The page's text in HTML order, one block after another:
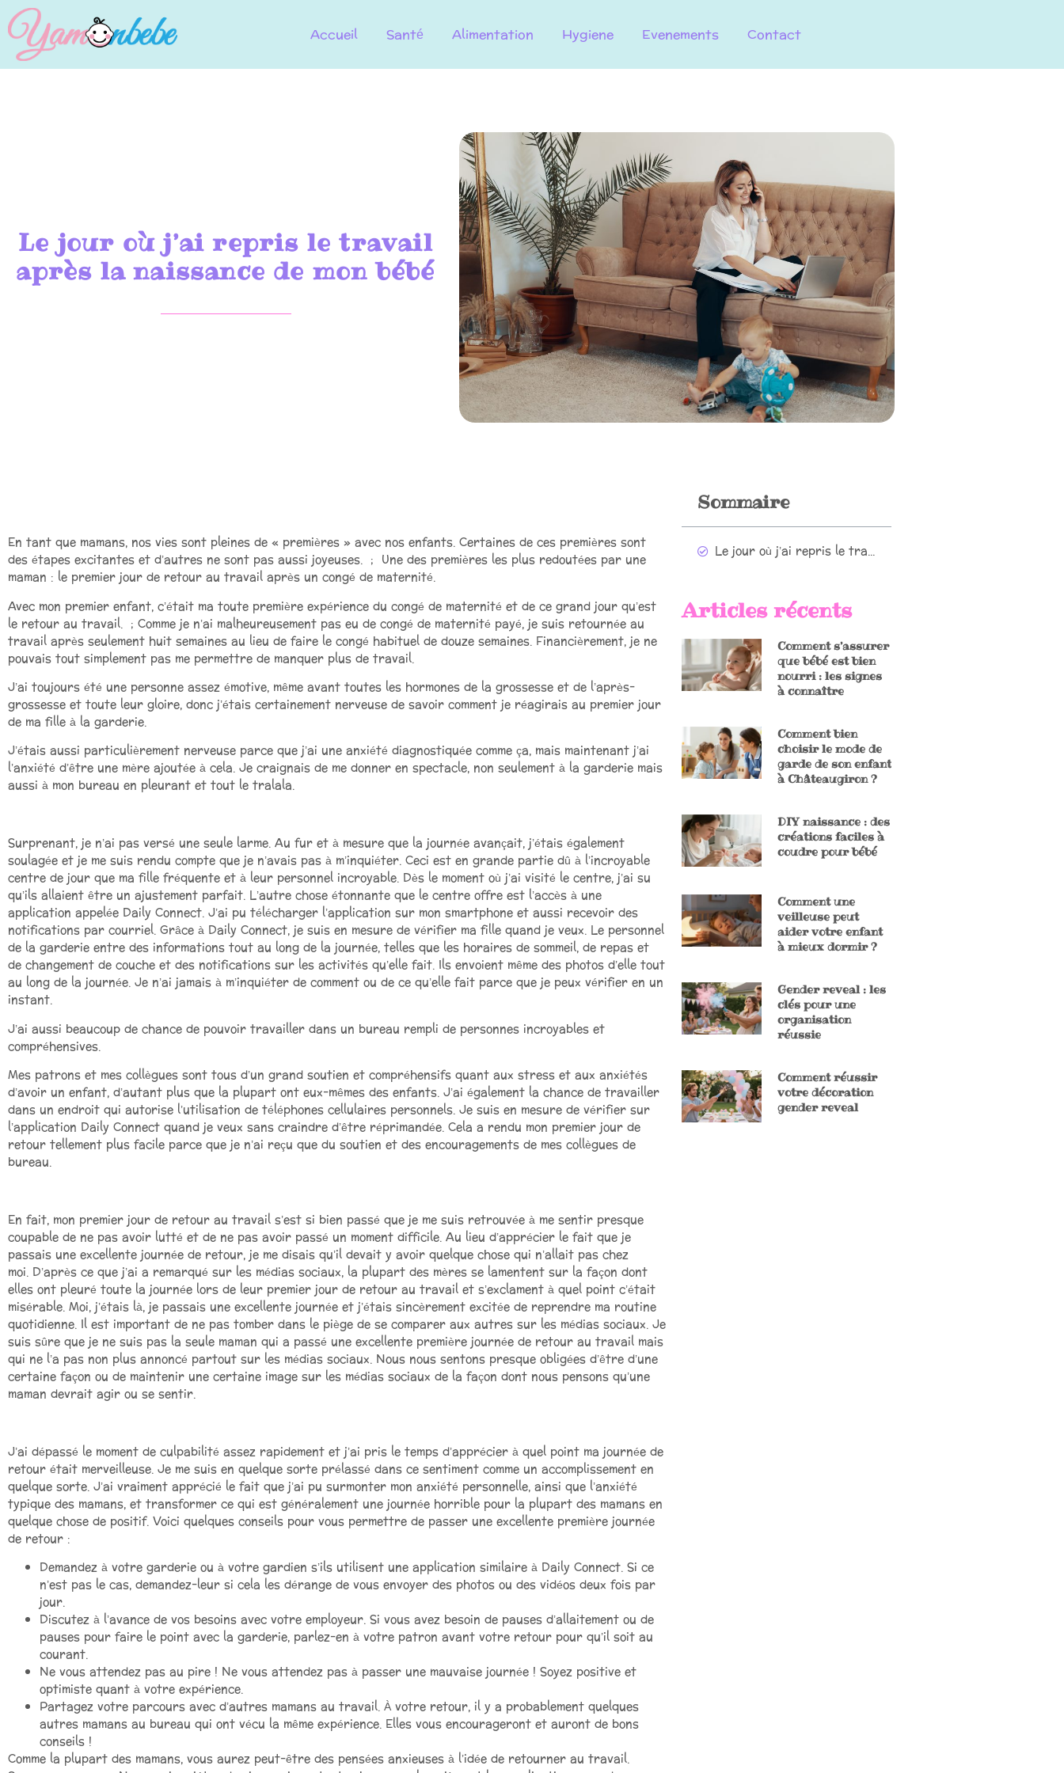
Accueil Santé Alimentation Hygiene Evenements Contact
Le jour où j’ai repris le travail
après la naissance de mon bébé
En tant que mamans, nos vies sont pleines de « premières » avec nos enfants. Certaines de ces premières sont
des étapes excitantes et d’autres ne sont pas aussi joyeuses. ; Une des premières les plus redoutées par une
maman : le premier jour de retour au travail après un congé de maternité.
Avec mon premier enfant, c’était ma toute première expérience du congé de maternité et de ce grand jour qu’est
le retour au travail. ; Comme je n’ai malheureusement pas eu de congé de maternité payé, je suis retournée au
travail après seulement huit semaines au lieu de faire le congé habituel de douze semaines. Financièrement, je ne
pouvais tout simplement pas me permettre de manquer plus de travail.
J’ai toujours été une personne assez émotive, même avant toutes les hormones de la grossesse et de l’après-
grossesse et toute leur gloire, donc j’étais certainement nerveuse de savoir comment je réagirais au premier jour
de ma fille à la garderie.
J’étais aussi particulièrement nerveuse parce que j’ai une anxiété diagnostiquée comme ça, mais maintenant j’ai
l’anxiété d’être une mère ajoutée à cela. Je craignais de me donner en spectacle, non seulement à la garderie mais
aussi à mon bureau en pleurant et tout le tralala.
Surprenant, je n’ai pas versé une seule larme. Au fur et à mesure que la journée avançait, j’étais également
soulagée et je me suis rendu compte que je n’avais pas à m’inquiéter. Ceci est en grande partie dû à l’incroyable
centre de jour que ma fille fréquente et à leur personnel incroyable. Dès le moment où j’ai visité le centre, j’ai su
qu’ils allaient être un ajustement parfait. L’autre chose étonnante que le centre offre est l’accès à une
application appelée Daily Connect. J’ai pu télécharger l’application sur mon smartphone et aussi recevoir des
notifications par courriel. Grâce à Daily Connect, je suis en mesure de vérifier ma fille quand je veux. Le personnel
de la garderie entre des informations tout au long de la journée, telles que les horaires de sommeil, de repas et
de changement de couche et des notifications sur les activités qu’elle fait. Ils envoient même des photos d’elle tout
au long de la journée. Je n’ai jamais à m’inquiéter de comment ou de ce qu’elle fait parce que je peux vérifier en un
instant.
J’ai aussi beaucoup de chance de pouvoir travailler dans un bureau rempli de personnes incroyables et
compréhensives.
Mes patrons et mes collègues sont tous d’un grand soutien et compréhensifs quant aux stress et aux anxiétés
d’avoir un enfant, d’autant plus que la plupart ont eux-mêmes des enfants. J’ai également la chance de travailler
dans un endroit qui autorise l’utilisation de téléphones cellulaires personnels. Je suis en mesure de vérifier sur
l’application Daily Connect quand je veux sans craindre d’être réprimandée. Cela a rendu mon premier jour de
retour tellement plus facile parce que je n’ai reçu que du soutien et des encouragements de mes collègues de
bureau.
En fait, mon premier jour de retour au travail s’est si bien passé que je me suis retrouvée à me sentir presque
coupable de ne pas avoir lutté et de ne pas avoir passé un moment difficile. Au lieu d’apprécier le fait que je
passais une excellente journée de retour, je me disais qu’il devait y avoir quelque chose qui n’allait pas chez
moi. D’après ce que j’ai a remarqué sur les médias sociaux, la plupart des mères se lamentent sur la façon dont
elles ont pleuré toute la journée lors de leur premier jour de retour au travail et s’exclament à quel point c’était
misérable. Moi, j’étais là, je passais une excellente journée et j’étais sincèrement excitée de reprendre ma routine
quotidienne. Il est important de ne pas tomber dans le piège de se comparer aux autres sur les médias sociaux. Je
suis sûre que je ne suis pas la seule maman qui a passé une excellente première journée de retour au travail mais
qui ne l’a pas non plus annoncé partout sur les médias sociaux. Nous nous sentons presque obligées d’être d’une
certaine façon ou de maintenir une certaine image sur les médias sociaux de la façon dont nous pensons qu’une
maman devrait agir ou se sentir.
J’ai dépassé le moment de culpabilité assez rapidement et j’ai pris le temps d’apprécier à quel point ma journée de
retour était merveilleuse. Je me suis en quelque sorte prélassé dans ce sentiment comme un accomplissement en
quelque sorte. J’ai vraiment apprécié le fait que j’ai pu surmonter mon anxiété personnelle, ainsi que l’anxiété
typique des mamans, et transformer ce qui est généralement une journée horrible pour la plupart des mamans en
quelque chose de positif. Voici quelques conseils pour vous permettre de passer une excellente première journée
de retour :
Demandez à votre garderie ou à votre gardien s’ils utilisent une application similaire à Daily Connect. Si ce
n’est pas le cas, demandez-leur si cela les dérange de vous envoyer des photos ou des vidéos deux fois par
jour.
Discutez à l’avance de vos besoins avec votre employeur. Si vous avez besoin de pauses d’allaitement ou de
pauses pour faire le point avec la garderie, parlez-en à votre patron avant votre retour pour qu’il soit au
courant.
Ne vous attendez pas au pire ! Ne vous attendez pas à passer une mauvaise journée ! Soyez positive et
optimiste quant à votre expérience.
Partagez votre parcours avec d’autres mamans au travail. À votre retour, il y a probablement quelques
autres mamans au bureau qui ont vécu la même expérience. Elles vous encourageront et auront de bons
conseils !
Comme la plupart des mamans, vous aurez peut-être des pensées anxieuses à l’idée de retourner au travail.
Sommaire
Le jour où j’ai repris le travail après la naissance de mon bébé
Articles récents
Comment s’assurer
que bébé est bien
nourri : les signes
à connaître
Comment bien
choisir le mode de
garde de son enfant
à Châteaugiron ?
DIY naissance : des
créations faciles à
coudre pour bébé
Comment une
veilleuse peut
aider votre enfant
à mieux dormir ?
Gender reveal : les
clés pour une
organisation
réussie
Comment réussir
votre décoration
gender reveal